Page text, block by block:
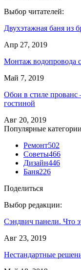
Выбор читателей:
Двухэтажная баня из
Апр 27, 2019
Монтаж водопровода
Май 7, 2019
Обои в стиле
гостиной
Авг 20, 2019
Популярные категории
Ремонт502
Советы466
Дизайн446
Баня226
Поделиться
Выбор редакции:
Сэндвич панели. Что
Авг 23, 2019
Нестандартные